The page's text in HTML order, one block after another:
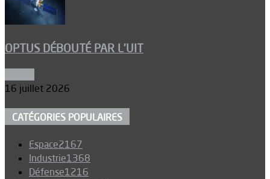
OPTUS DÉBOUTÉ PAR L’UIT
16 juillet 2026
CATÉGORIES POPULAIRES
Espace2167
Industrie1368
Défense1216